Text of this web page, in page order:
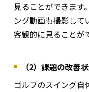
見ることができます
ング動画も撮影して
客観的に見ることが
（2）課題の改善
ゴルフのスイング自